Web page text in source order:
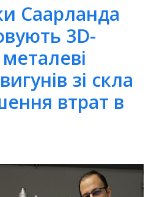
Саарланда
3D-
зі скла
втрат в